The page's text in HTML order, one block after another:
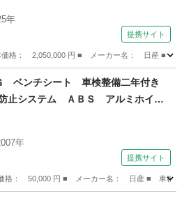
ドア スマートキー 禁煙車 アイ
ップ アラウンドビューモニター
年
提携サイト
格： 2,050,000 円 ■ メーカー名： 日産 ■
ベンチシート 車検整備二年付き
止システム ＡＢＳ アルミホイー
ボディ エアコン パワーステアリ
ウィンドウ ＭＤプレイヤー付き
）
年
提携サイト
格： 50,000 円 ■ メーカー名： 日産 ■ 車